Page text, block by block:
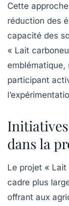
Cette
réduction des
capacité des
« Lait
emblématique,
participant
dans la
Le projet « Lait
cadre plus
offrant aux